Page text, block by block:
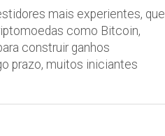
mais experientes, que
como Bitcoin,
construir ganhos
prazo, muitos iniciantes